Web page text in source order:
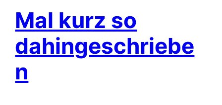
Mal kurz so
dahingeschriebe
n